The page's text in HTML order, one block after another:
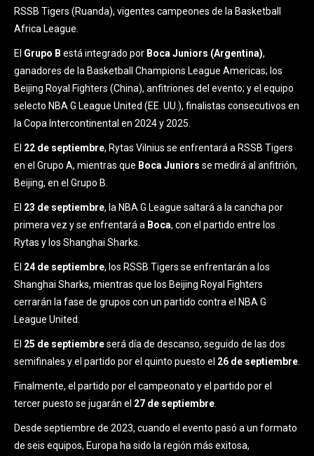
RSSB Tigers (Ruanda), vigentes campeones de la Basketball
Africa League.
El Grupo B está integrado por Boca Juniors (Argentina),
ganadores de la Basketball Champions League Americas; los
Beijing Royal Fighters (China), anfitriones del evento; y el equipo
selecto NBA G League United (EE. UU.), finalistas consecutivos en
la Copa Intercontinental en 2024 y 2025.
El 22 de septiembre, Rytas Vilnius se enfrentará a RSSB Tigers
en el Grupo A, mientras que Boca Juniors se medirá al anfitrión,
Beijing, en el Grupo B.
El 23 de septiembre, la NBA G League saltará a la cancha por
primera vez y se enfrentará a Boca, con el partido entre los
Rytas y los Shanghai Sharks.
El 24 de septiembre, los RSSB Tigers se enfrentarán a los
Shanghai Sharks, mientras que los Beijing Royal Fighters
cerrarán la fase de grupos con un partido contra el NBA G
League United.
El 25 de septiembreserá día de descanso, seguido de las dos
semifinales y el partido por el quinto puesto el 26 de septiembre
Finalmente, el partido por el campeonato y el partido por el
tercer puesto se jugarán el 27 de septiembre
Desde septiembre de 2023, cuando el evento pasó a un formato
de seis equipos, Europa ha sido la región más exitosa,